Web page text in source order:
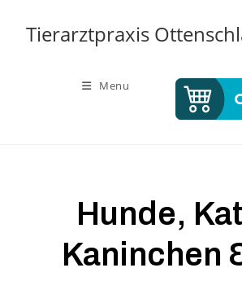
Tierarztpraxis
Menu
Hunde,
Kaninchen